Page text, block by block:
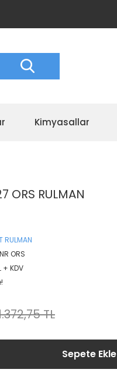
Kimyasallar
ORS RULMAN
RULMAN
ORS
+ KDV
TL
Sepete Ekle